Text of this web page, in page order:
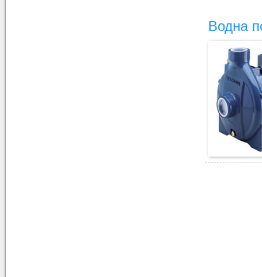
Водна